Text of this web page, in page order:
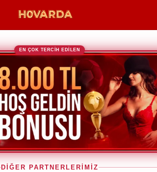
EN ÇOK TERCİH EDİLEN
DİĞER PARTNERLERİMİZ